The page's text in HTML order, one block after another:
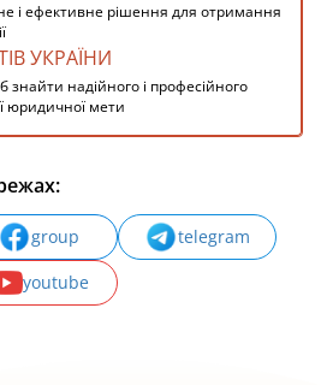
і ефективне рішення для отримання
УКРАЇНИ
знайти надійного і професійного
юридичної мети
group
telegram
youtube